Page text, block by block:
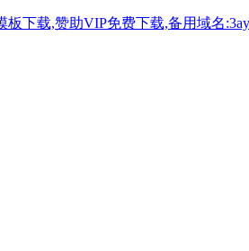
下载,赞助VIP免费下载,备用域名